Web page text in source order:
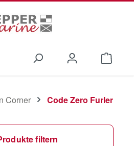
Corner Code Zero Furler
filtern